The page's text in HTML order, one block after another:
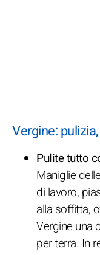
Vergine:
Pulite tutto
Maniglie
di lavoro,
alla soffitta,
Vergine una
per terra. In